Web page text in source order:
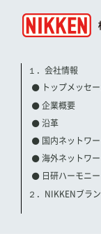
１．会社情報
トップメッセ
企業概要
沿革
国内ネットワ
海外ネットワー
日研ハーモニー
２．NIKKENブラ